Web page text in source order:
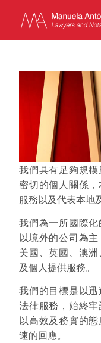
主頁
業務
團隊
新聞
事務所
聯繫方式
使用條款
私隱政策
我們具有足夠規
密切的個人關係
服務以及代表本地
我們為一所國際
以境外的公司為主
美國、英國、澳
及個人提供服務。
我們的目標是以
法律服務，始終
以高效及務實的
速的回應。